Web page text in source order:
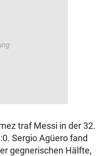
traf Messi in der 32.
Sergio Agüero fand
gegnerischen Hälfte,